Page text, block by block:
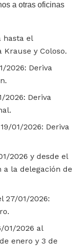
a otras oficinas
hasta el
y Coloso.
2026: Deriva
2026: Deriva
01/2026: Deriva
2026 y desde el
a la delegación de
27/01/2026:
01/2026 al
enero y 3 de